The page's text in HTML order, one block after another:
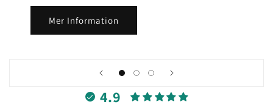
Mer Information
4.9